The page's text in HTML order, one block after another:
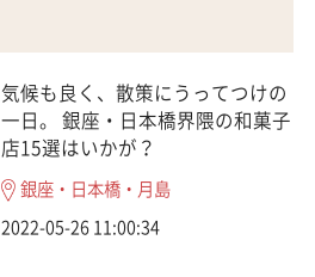
気候も良く、散策にうってつけの
一日。 銀座・日本橋界隈の和菓子
店15選はいかが？
銀座・日本橋・月島
2022-05-26 11:00:34